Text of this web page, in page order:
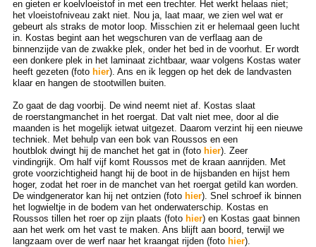
en gieten er koelvloeistof in met een trechter. Het werkt helaas niet;
het vloeistofniveau zakt niet. Nou ja, laat maar, we zien wel wat er
gebeurt als straks de motor loop. Misschien zit er helemaal geen lucht
in. Kostas begint aan het wegschuren van de verflaag aan de
binnenzijde van de zwakke plek, onder het bed in de voorhut. Er wordt
een donkere plek in het laminaat zichtbaar, waar volgens Kostas water
heeft gezeten (fotohier). Ans en ik leggen op het dek de landvasten
klaar en hangen de stootwillen buiten.
Zo gaat de dag voorbij. De wind neemt niet af. Kostas slaat
de roerstangmanchet in het roergat. Dat valt niet mee, door al die
maanden is het mogelijk ietwat uitgezet. Daarom verzint hij een nieuwe
techniek. Met behulp van een bok van Roussos en een
houtblok dwingt hij de manchet het gat in (foto hier). Zeer
vindingrijk. Om half vijf komt Roussos met de kraan aanrijden. Met
grote voorzichtigheid hangt hij de boot in de hijsbanden en hijst hem
hoger, zodat het roer in de manchet van het roergat getild kan worden.
De windgenerator kan hij net ontzien (foto hier). Snel schroef ik binnen
het logwieltje in de bodem van het onderwaterschip. Kostas en
Roussos tillen het roer op zijn plaats (foto hier) en Kostas gaat binnen
aan het werk om het vast te maken. Ans blijft aan boord, terwijl we
langzaam over de werf naar het kraangat rijden (fotohier).